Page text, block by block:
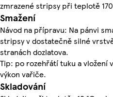
zmrazené stripsy při teplotě
Smažení
Návod na přípravu: Na pánvi
stripsy v dostatečně silné
stranách dozlatova.
Tip: po rozehřátí tuku a vložení
výkon vařiče.
Skladování